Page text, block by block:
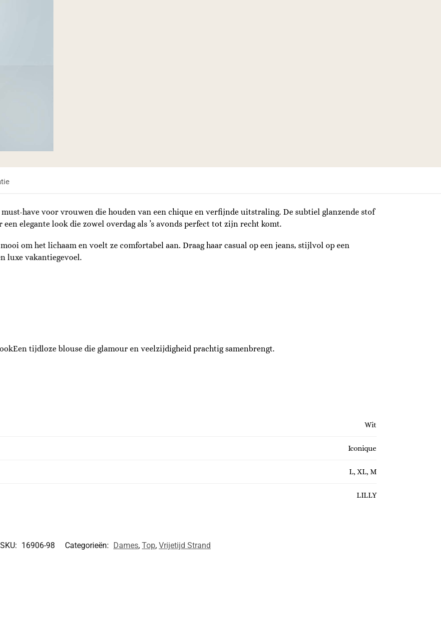
have voor vrouwen die houden van een chique en verfijnde uitstraling. De subtiel glanzende stof
elegante look die zowel overdag als ’s avonds perfect tot zijn recht komt.
om het lichaam en voelt ze comfortabel aan. Draag haar casual op een jeans, stijlvol op een
luxe vakantiegevoel.
tijdloze blouse die glamour en veelzijdigheid prachtig samenbrengt.
Wit
Iconique
L, XL, M
LILLY
SKU: 16906-98 Categorieën: Dames, Top, Vrijetijd Strand